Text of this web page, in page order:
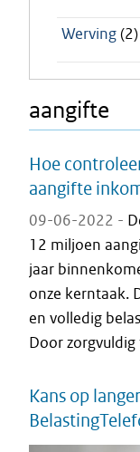
Werving(2)
aangifte
Hoe
aangifte
09-06-2022 -
12 miljoen
jaar
onze kerntaak.
en volledig
Door zorgvuldig
Kans op